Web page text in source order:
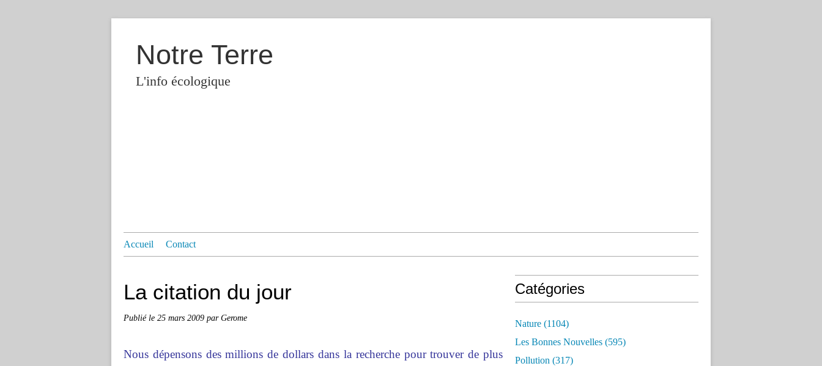
Notre Terre
L'info écologique
Accueil Contact
La citation du jour
Publié le 25 mars 2009 par Gerome
Nous dépensons des millions de dollars dans la recherche pour trouver de plus
Catégories
Nature (1104)
Les Bonnes Nouvelles (595)
Pollution (317)